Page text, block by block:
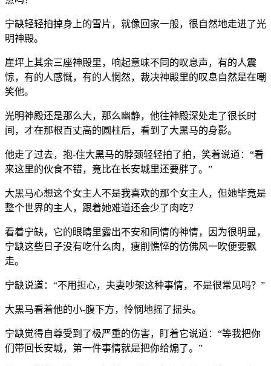
宁缺轻轻拍掉身上的雪片，就像回家一般，很自然地走进了光
明神殿。
崖坪上其余三座神殿里，响起意味不同的叹息声，有的人震
惊，有的人感慨，有的人惘然，裁决神殿里的叹息自然是在嘲
笑他。
光明神殿还是那么大，那么幽静，他往神殿深处走了很长时
间，才在那根百丈高的圆柱后，看到了大黑马的身影。
他走了过去，抱-住大黑马的脖颈轻轻拍了拍，笑着说道：“看
来这里的伙食不错，竟比在长安城里还要胖了。”
大黑马心想这个女主人不是我喜欢的那个女主人，但她毕竟是
整个世界的主人，跟着她难道还会少了肉吃？
看着宁缺，它的眼睛里露出不安和同情的神情，因为很明显，
宁缺这些日子没有吃什么肉，瘦削憔悴的仿佛风一吹便要飘
走。
宁缺说道：“不用担心，夫妻吵架这种事情，不是很常见吗？”
大黑马看着他的小-腹下方，怜悯地摇了摇头。
宁缺觉得自尊受到了极严重的伤害，盯着它说道：“等我把你
们带回长安城，第一件事情就是把你给煽了。”